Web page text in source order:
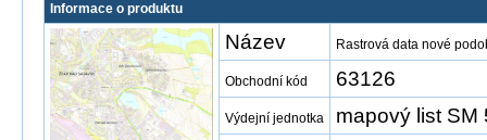
Informace o produktu
Název Rastrová data nové
Obchodní kód 63126
Výdejní jednotka mapový list SM